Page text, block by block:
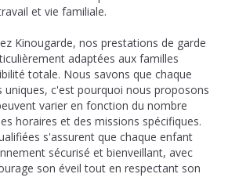
et vie familiale.
Kinougarde, nos prestations de garde
adaptées aux familles
totale. Nous savons que chaque
uniques, c'est pourquoi nous proposons
varier en fonction du nombre
horaires et des missions spécifiques.
s'assurent que chaque enfant
sécurisé et bienveillant, avec
son éveil tout en respectant son